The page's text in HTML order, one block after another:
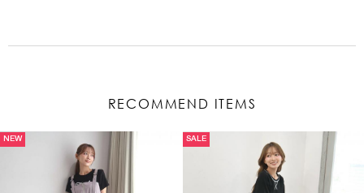
RECOMMEND ITEMS
NEW SALE